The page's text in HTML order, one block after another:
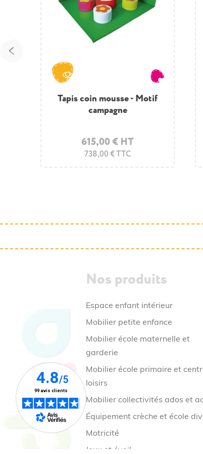
Tapis coin mousse - Motif
campagne
615,00 € HT
738,00 € TTC
Tapis coin bébé 4m²
628,20 € TTC
Nos produits
Espace enfant intérieur
Mobilier petite enfance
Mobilier école maternelle et
garderie
Mobilier école primaire et
loisirs
Mobilier collectivités ados et
Équipement crèche et école
Motricité
Jeux et éveil